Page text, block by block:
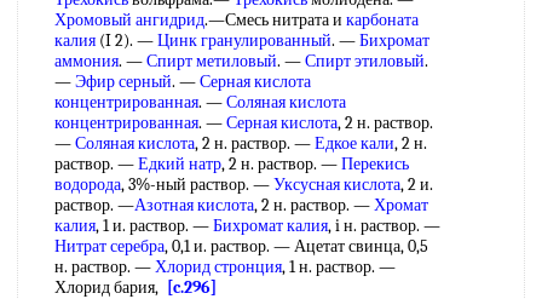
Хромовый ангидрид.—Смесь нитрата и карбоната
калия (I 2). —Цинк гранулированный. —Бихромат
аммония. —Спирт метиловый. —Спирт этиловый.
—Эфир серный. —Серная кислота
концентрированная. —Соляная кислота
концентрированная. —Серная кислота, 2 н. раствор.
—Соляная кислота, 2 н. раствор. —Едкое кали, 2 н.
раствор. —Едкий натр, 2 н. раствор. —Перекись
водорода, 3%-ный раствор. —Уксусная кислота, 2 и.
раствор. —Азотная кислота, 2 н. раствор. —Хромат
калия, 1 и. раствор. —Бихромат калия, i н. раствор. —
Нитрат серебра, 0,1 и. раствор. — Ацетат свинца, 0,5
н. раствор. —Хлорид стронция, 1 н. раствор. —
Хлорид бария, [c.296]